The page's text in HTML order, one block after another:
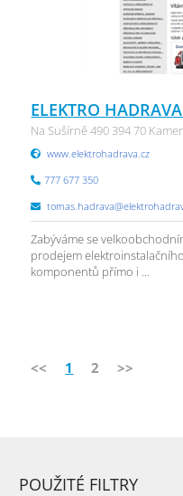
ELEKTRO
Na Sušírně 490 394 70
www.elektrohadrava.cz
777 677 350
Zabýváme se
prodejem
komponentů přímo i ...
<< 1 2 >>
POUŽITÉ FILTRY